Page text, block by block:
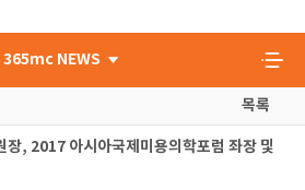
365mc NEWS
목록
, 2017 아시아국제미용의학포럼 좌장 및